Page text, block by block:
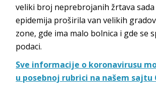
veliki broj neprebrojanih žrtava sada
epidemija proširila van velikih
zone, gde ima malo bolnica i gde se
podaci.
Sve informacije o koronavirusu
u posebnoj rubrici na našem sajtu